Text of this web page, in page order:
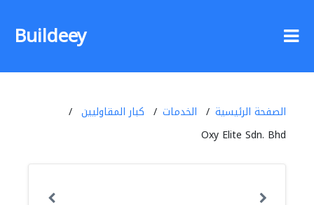
Buildeey
الصفحة الرئيسية الخدمات
كبار المقاوليين
Oxy Elite Sdn. Bhd